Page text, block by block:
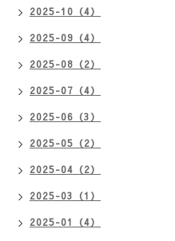
2025-10（4）
2025-09（4）
2025-08（2）
2025-07（4）
2025-06（3）
2025-05（2）
2025-04（2）
2025-03（1）
2025-01（4）